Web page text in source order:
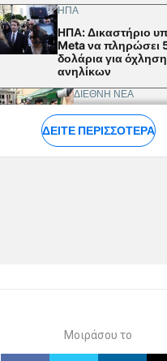
Μοιράσου το